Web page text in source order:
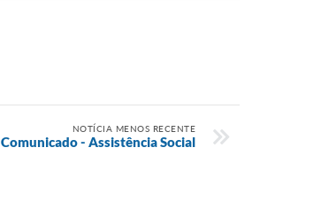
NOTÍCIA MENOS RECENTE
Comunicado - Assistência Social